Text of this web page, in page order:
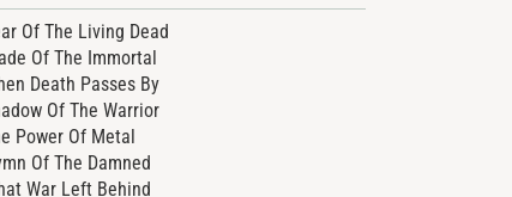
Of The Living Dead
Of The Immortal
Death Passes By
Of The Warrior
Power Of Metal
Of The Damned
War Left Behind